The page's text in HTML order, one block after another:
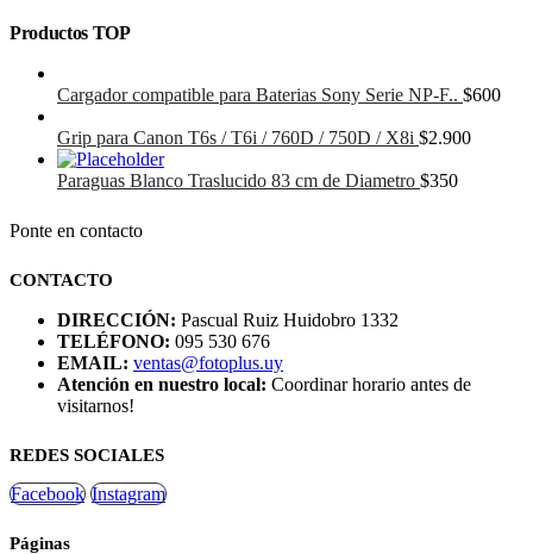
Productos TOP
Cargador compatible para Baterias Sony Serie NP-F.. $600
Grip para Canon T6s / T6i / 760D / 750D / X8i $2.900
Paraguas Blanco Traslucido 83 cm de Diametro $350
Ponte en contacto
CONTACTO
DIRECCIÓN: Pascual Ruiz Huidobro 1332
TELÉFONO: 095 530 676
EMAIL: ventas@fotoplus.uy
Atención en nuestro local: Coordinar horario antes de
visitarnos!
REDES SOCIALES
Facebook Instagram
Páginas